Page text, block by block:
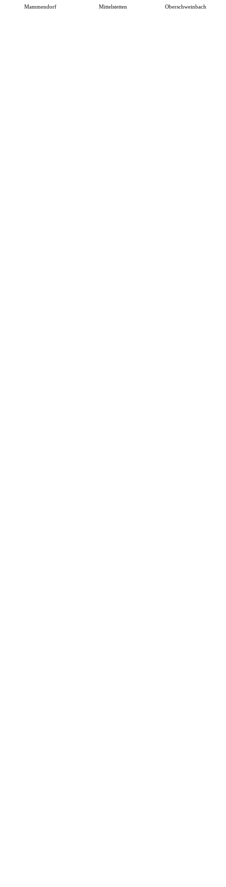
Mammendorf Mittelstetten Oberschweinbach